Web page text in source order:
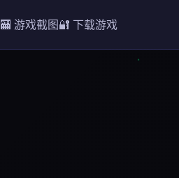
🏧 游戏截图🔐 下载游戏